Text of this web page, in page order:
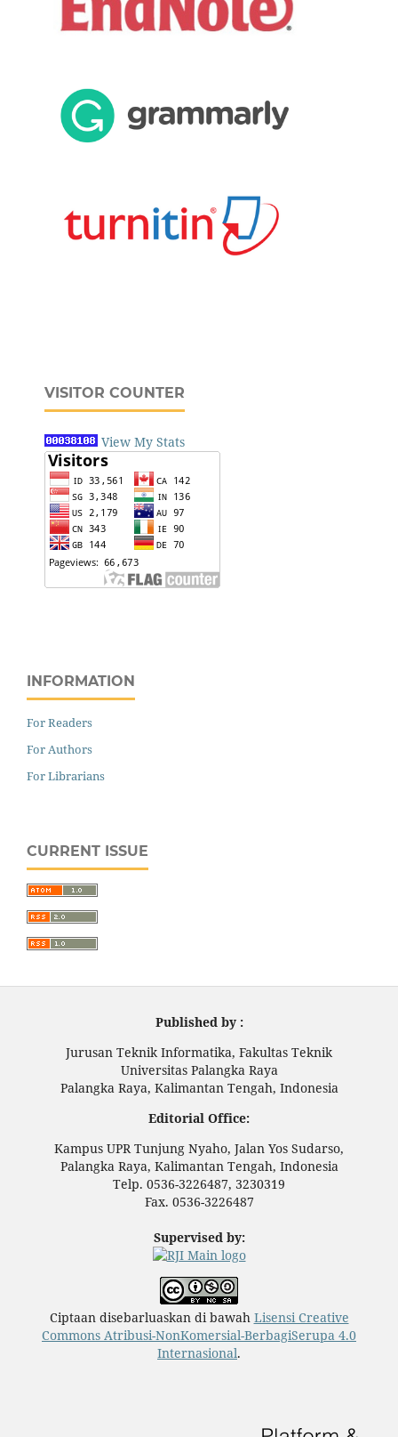
VISITOR COUNTER
View My Stats
INFORMATION
For Readers
For Authors
For Librarians
CURRENT ISSUE
Published by :
Jurusan Teknik Informatika, Fakultas Teknik
Universitas Palangka Raya
Palangka Raya, Kalimantan Tengah, Indonesia
Editorial Office:
Kampus UPR Tunjung Nyaho, Jalan Yos Sudarso,
Palangka Raya, Kalimantan Tengah, Indonesia
Telp. 0536-3226487, 3230319
Fax. 0536-3226487
Supervised by:
Ciptaan disebarluaskan di bawah Lisensi Creative
Commons Atribusi-NonKomersial-BerbagiSerupa 4.0
Internasional.